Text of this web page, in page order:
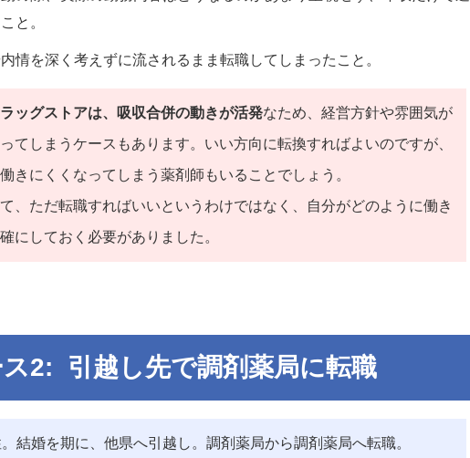
と。
情を深く考えずに流されるまま転職してしまったこと。
ッグストアは、吸収合併の動きが活発なため、経営方針や雰囲気が
てしまうケースもあります。いい方向に転換すればよいのですが、
きにくくなってしまう薬剤師もいることでしょう。
、ただ転職すればいいというわけではなく、自分がどのように働き
にしておく必要がありました。
2: 引越し先で調剤薬局に転職
結婚を期に、他県へ引越し。調剤薬局から調剤薬局へ転職。